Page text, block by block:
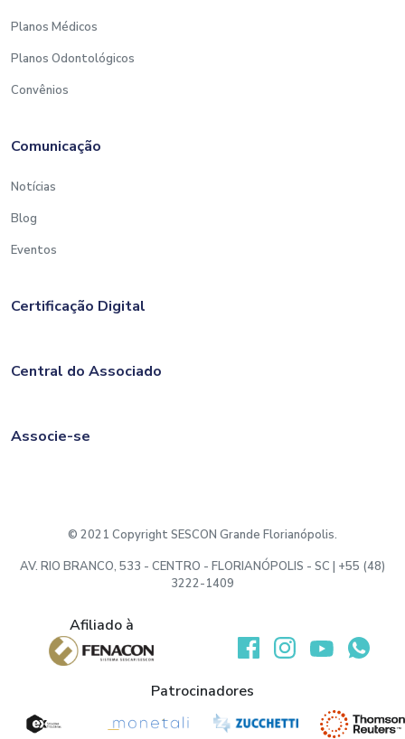
Planos Médicos
Planos Odontológicos
Convênios
Comunicação
Notícias
Blog
Eventos
Certificação Digital
Central do Associado
Associe-se
© 2021 Copyright SESCON Grande Florianópolis.
AV. RIO BRANCO, 533 - CENTRO - FLORIANÓPOLIS - SC | +55 (48)
3222-1409
Afiliado à
Desenvolvido por:
Patrocinadores